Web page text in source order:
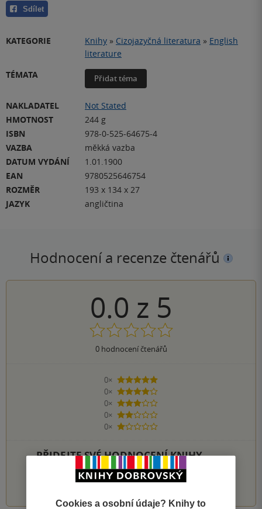
Sdílet
KATEGORIE Knihy » Cizojazyčná literatura » English
literature
TÉMATA
Přidat téma
NAKLADATEL
Not Stated
HMOTNOST
244 g
ISBN
978-0-525-64675-4
VAZBA
měkká vazba
DATUM VYDÁNÍ
1.01.1900
EAN
9780525646754
ROZMĚR
193 x 134 x 27
JAZYK
angličtina
Hodnocení a recenze čtenářů
0.0 z 5
0hodnocení čtenářů
0×
5 hvězdiček
0×
4 hvězdičky
0×
3 hvězdičky
0×
2 hvězdičky
0×
1 hvezdička
PŘIDEJTE SVÉ HODNOCENÍ KNIHY
1 2 3 4 5
Cookies a osobní údaje? Knihy to